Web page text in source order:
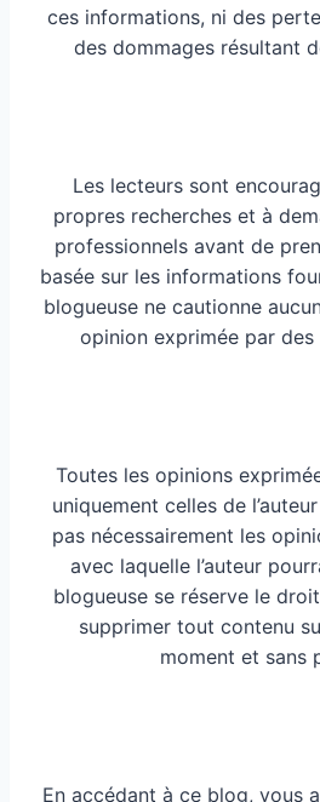
ces informations, ni des
des dommages résultant
Les lecteurs sont
propres recherches et à
professionnels avant de
basée sur les informations
blogueuse ne cautionne
opinion exprimée par des
Toutes les opinions
uniquement celles de
pas nécessairement les
avec laquelle l’auteur
blogueuse se réserve le
supprimer tout contenu
moment et sans
En accédant à ce blog, vous